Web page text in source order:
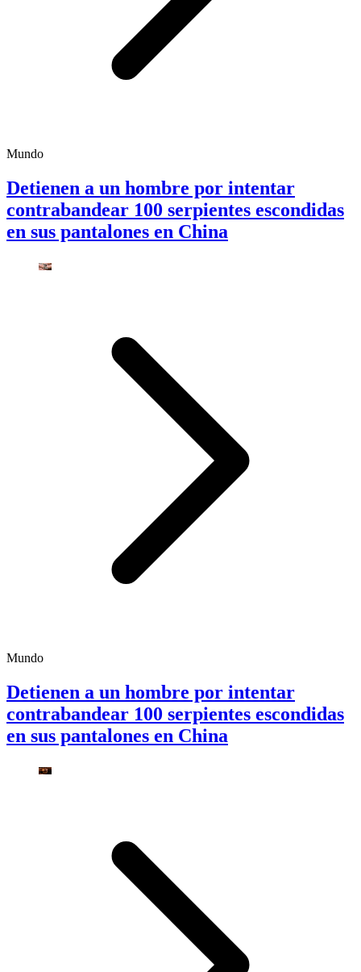
Mundo
Detienen a un hombre por intentar
contrabandear 100 serpientes escondidas
en sus pantalones en China
Mundo
Detienen a un hombre por intentar
contrabandear 100 serpientes escondidas
en sus pantalones en China